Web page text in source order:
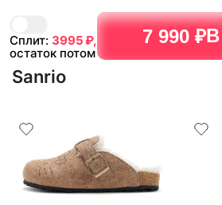
Сплит: 3995₽,
остаток потом
7 990 ₽В
Sanrio